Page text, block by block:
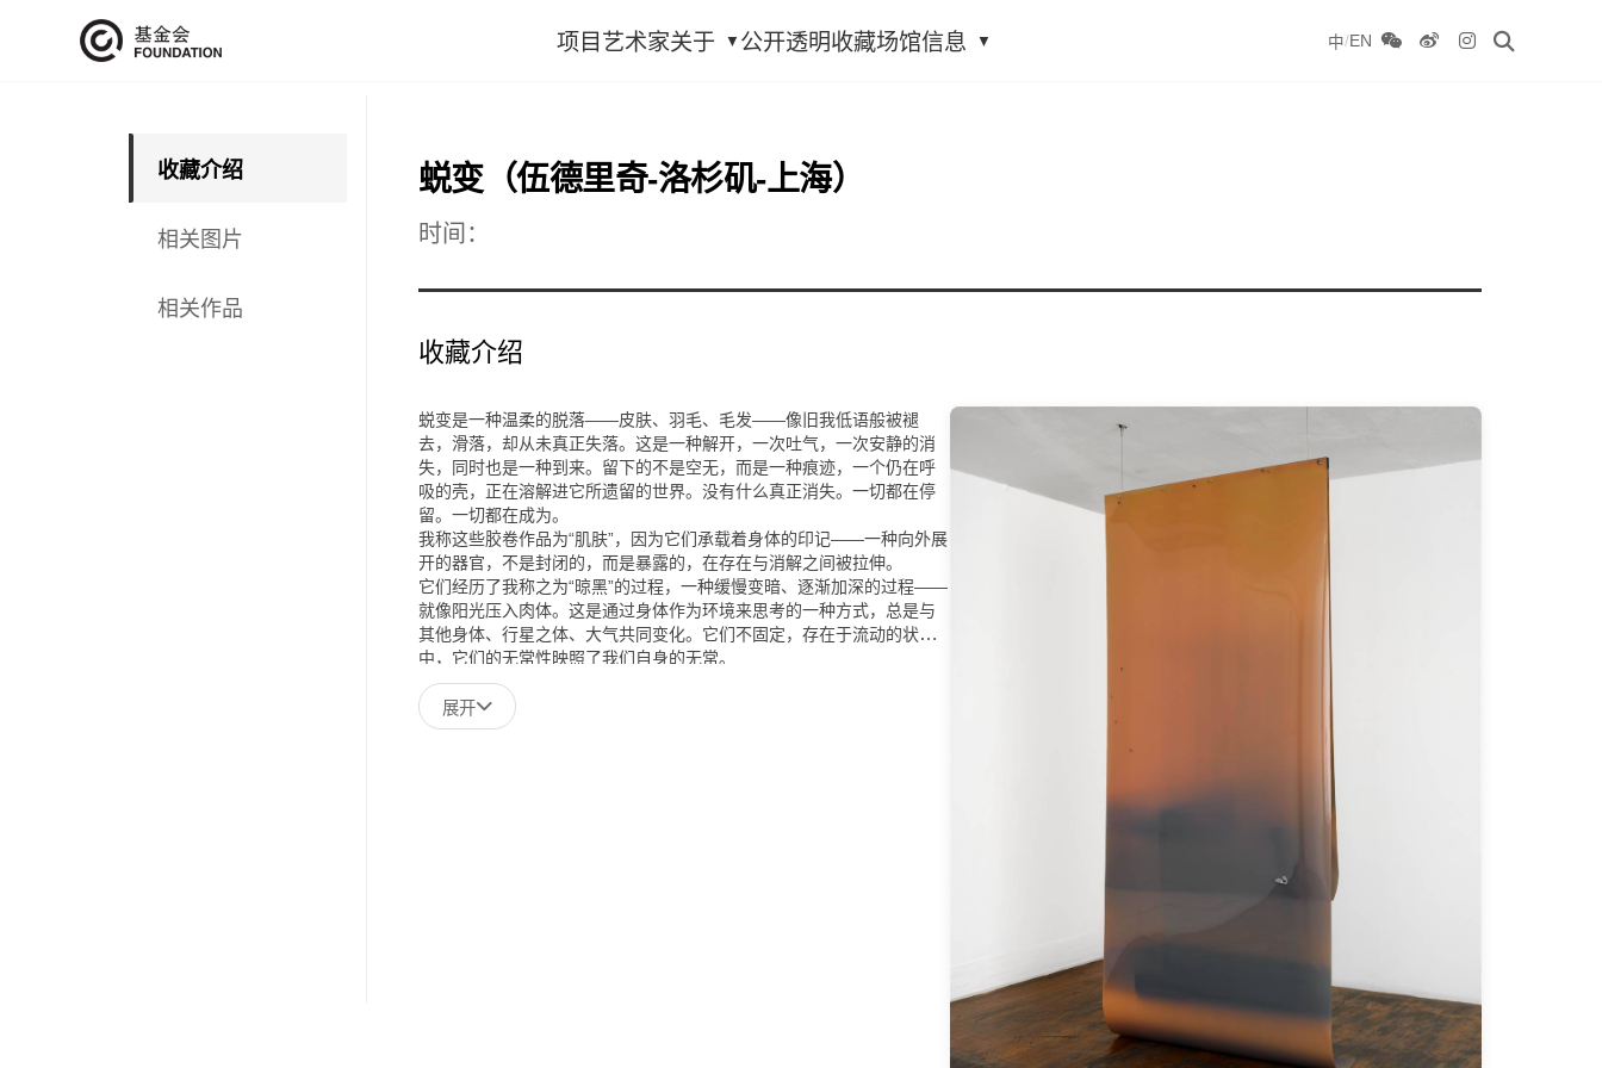
项目 艺术家关于 公开透明收藏场馆信息 中/EN
收藏介绍
相关图片
相关作品
蜕变（伍德里奇-洛杉矶-上海）
时间：
收藏介绍
蜕变是一种温柔的脱落——皮肤、羽毛、毛发——像旧我低语般被褪
去，滑落，却从未真正失落。这是一种解开，一次吐气，一次安静的消
失，同时也是一种到来。留下的不是空无，而是一种痕迹，一个仍在呼
吸的壳，正在溶解进它所遗留的世界。没有什么真正消失。一切都在停
留。一切都在成为。
我称这些胶卷作品为“肌肤”，因为它们承载着身体的印记——一种向外展
开的器官，不是封闭的，而是暴露的，在存在与消解之间被拉伸。
它们经历了我称之为“晾黑”的过程，一种缓慢变暗、逐渐加深的过程——
就像阳光压入肉体。这是通过身体作为环境来思考的一种方式，总是与
其他身体、行星之体、大气共同变化。它们不固定，存在于流动的状态
中，它们的无常性映照了我们自身的无常。
这些作品常常在我安置在开阔天空下的温室中被晾晒——这些脆弱的过
渡性庇护所，既不完全属于室内，也不完全属于室外。温室呼吸、扩
张，模糊了庇护与暴露的界限。它们是光与湿气的容器，是时间放缓的
展开